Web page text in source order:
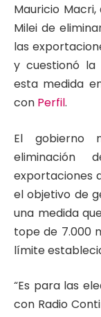
Mauricio
Milei de
las
y cuestionó la
esta medida
con Perfil.
El gobierno
eliminación
exportaciones
el objetivo de
una medida
tope de 7.000
límite
“Es para las
con Radio